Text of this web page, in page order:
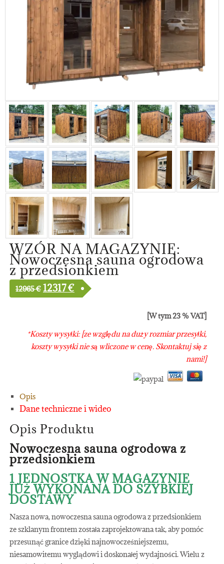
WZÓR NA MAGAZYNIE:
Nowoczesna sauna ogrodowa
z przedsionkiem
12965€ 12317€
[W tym 23 % VAT]
*Koszty wysyłki: [ze względu na duży rozmiar przesyłki,
koszty wysyłki nie są wliczone w cenę. Skontaktuj się z
nami!]
Opis
Dane techniczne i wideo
Opis Produktu
Nowoczesna sauna ogrodowa z
przedsionkiem
1 JEDNOSTKA W MAGAZYNIE
JUŻ WYKONANA DO SZYBKIEJ
DOSTAWY
Nasza nowa, nowoczesna sauna ogrodowa z przedsionkiem
ze szklanym frontem została zaprojektowana tak, aby pomóc
przesunąć granice dzięki najnowocześniejszemu,
niesamowitemu wyglądowi i doskonałej wydajności. Wielu z